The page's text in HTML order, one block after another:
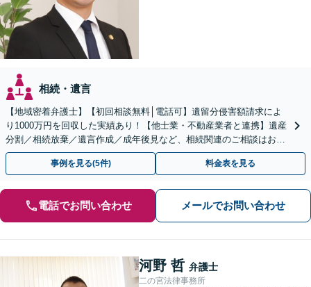
相続・遺言
【地域密着弁護士】【初回相談無料│電話可】遺留分侵害額請求によ
り1000万円を回収した実績あり！【他士業・不動産業者と連携】遺産
分割／相続放棄／遺言作成／成年後見など、相続関連のご相談はお任
せください【夜間・土日祝相談可】【法テラス利用可】
事例を見る(5件) 料金表を見る
電話でお問い合わせ メールでお問い合わせ
河野 哲 弁護士
二の宮法律事務所